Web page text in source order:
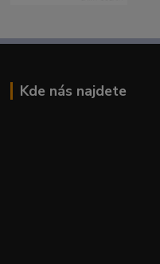
Kde nás najdete